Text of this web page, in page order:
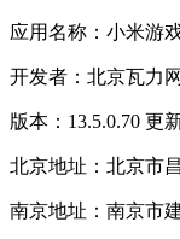
应用名称：小米游
开发者：北京瓦力
版本：13.5.0.70 更
北京地址：北京市
南京地址：南京市